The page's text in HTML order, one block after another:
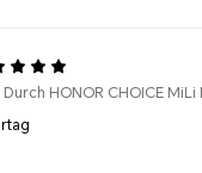
Durch HONOR CHOICE MiLi